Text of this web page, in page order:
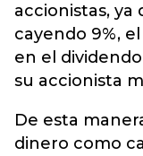
accionistas, ya
cayendo 9%,
en el
su accionista
De esta
dinero como